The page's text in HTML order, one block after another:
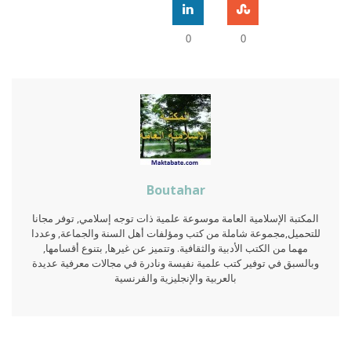
0
0
Boutahar
المكتبة الإسلامية العامة موسوعة علمية ذات توجه إسلامي, توفر مجانا
للتحميل,مجموعة شاملة من كتب ومؤلفات أهل السنة والجماعة, وعددا
مهما من الكتب الأدبية والثقافية. وتتميز عن غيرها, بتنوع أقسامها,
وبالسبق في توفير كتب علمية نفيسة ونادرة في مجالات معرفية عديدة
بالعربية والإنجليزية والفرنسية